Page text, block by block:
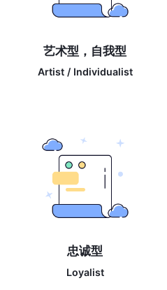
艺术型，自我型
Artist / Individualist
忠诚型
Loyalist